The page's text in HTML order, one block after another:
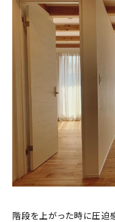
階段を上がった時に圧迫